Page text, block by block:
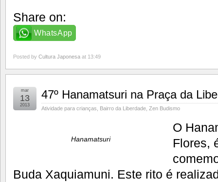
Share on:
WhatsApp
Posted by Cultura Japonesa at 13:49
47º Hanamatsuri na Praça da
Atividade para crianças Bairro da Liberdade Zen Budismo
mar
13
2013
Hanamatsuri
O
Flores,
Buda Xaquiamuni. Este rito é